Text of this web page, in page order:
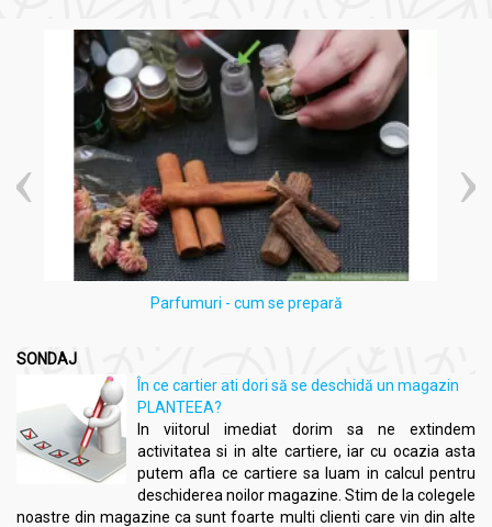
Parfumuri - cum se prepară
SONDAJ
În ce cartier ati dori să se deschidă un magazin
PLANTEEA?
In viitorul imediat dorim sa ne extindem
activitatea si in alte cartiere, iar cu ocazia asta
putem afla ce cartiere sa luam in calcul pentru
deschiderea noilor magazine. Stim de la colegele
noastre din magazine ca sunt foarte multi clienti care vin din alte